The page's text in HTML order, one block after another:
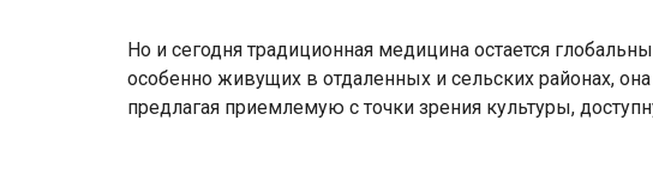
Но и сегодня традиционная медицина остается
особенно живущих в отдаленных и сельских районах,
предлагая приемлемую с точки зрения культуры,